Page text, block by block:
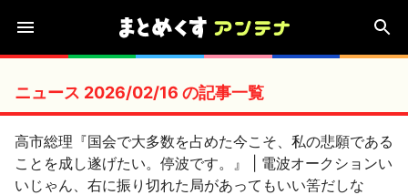
ニュース 2026/02/16 の記事一覧
高市総理『国会で大多数を占めた今こそ、私の悲願である
ことを成し遂げたい。停波です。』 | 電波オークションい
いじゃん、右に振り切れた局があってもいい筈だしな